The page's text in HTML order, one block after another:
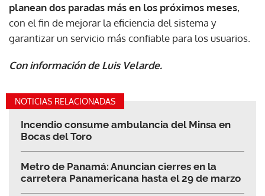
planean dos paradas más en los próximos meses,
con el fin de mejorar la eficiencia del sistema y
garantizar un servicio más confiable para los usuarios.
Con información de Luis Velarde.
NOTICIAS RELACIONADAS
Incendio consume ambulancia del Minsa en
Bocas del Toro
Metro de Panamá: Anuncian cierres en la
carretera Panamericana hasta el 29 de marzo